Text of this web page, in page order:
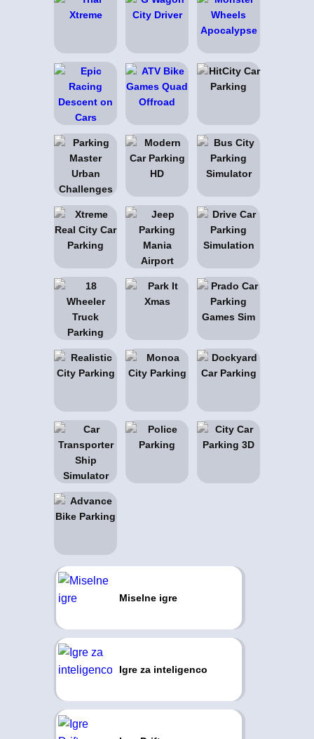
Miselne igre
Igre za inteligenco